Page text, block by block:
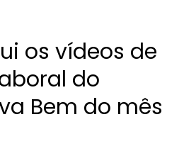
os vídeos de
do
Bem do mês